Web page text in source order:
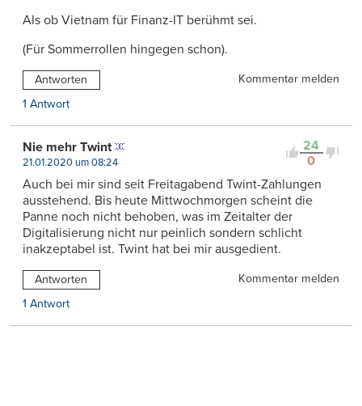
Als ob Vietnam für Finanz-IT berühmt sei.
(Für Sommerrollen hingegen schon).
Antworten
Kommentar melden
1 Antwort
24
0
Nie mehr Twint
21.01.2020 um 08:24
Auch bei mir sind seit Freitagabend Twint-Zahlungen
ausstehend. Bis heute Mittwochmorgen scheint die
Panne noch nicht behoben, was im Zeitalter der
Digitalisierung nicht nur peinlich sondern schlicht
inakzeptabel ist. Twint hat bei mir ausgedient.
Antworten
Kommentar melden
1 Antwort